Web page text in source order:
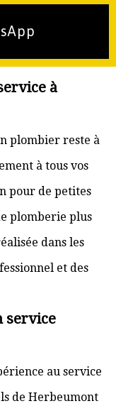
à
plombier reste à
à tous vos
pour de petites
plomberie plus
dans les
et des
service
au service
de Herbeumont